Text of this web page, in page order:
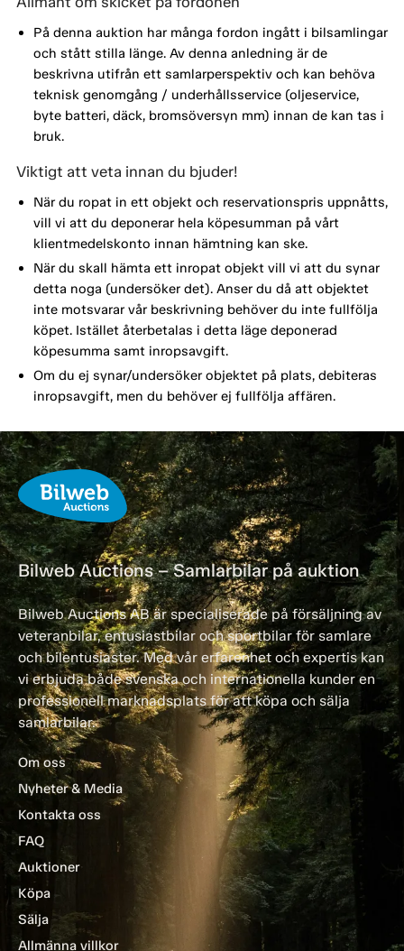
På denna auktion har många fordon ingått i bilsamlingar
och stått stilla länge. Av denna anledning är de
beskrivna utifrån ett samlarperspektiv och kan behöva
teknisk genomgång / underhållsservice (oljeservice,
byte batteri, däck, bromsöversyn mm) innan de kan tas i
bruk.
Viktigt att veta innan du bjuder!
När du ropat in ett objekt och reservationspris uppnåtts,
vill vi att du deponerar hela köpesumman på vårt
klientmedelskonto innan hämtning kan ske.
När du skall hämta ett inropat objekt vill vi att du synar
detta noga (undersöker det). Anser du då att objektet
inte motsvarar vår beskrivning behöver du inte fullfölja
köpet. Istället återbetalas i detta läge deponerad
köpesumma samt inropsavgift.
Om du ej synar/undersöker objektet på plats, debiteras
inropsavgift, men du behöver ej fullfölja affären.
Bilweb Auctions – Samlarbilar på auktion
Bilweb Auctions AB är specialiserade på försäljning av
veteranbilar, entusiastbilar och sportbilar för samlare
och bilentusiaster. Med vår erfarenhet och expertis kan
vi erbjuda både svenska och internationella kunder en
professionell marknadsplats för att köpa och sälja
samlarbilar.
Om oss
Nyheter & Media
Kontakta oss
FAQ
Auktioner
Köpa
Sälja
Allmänna villkor